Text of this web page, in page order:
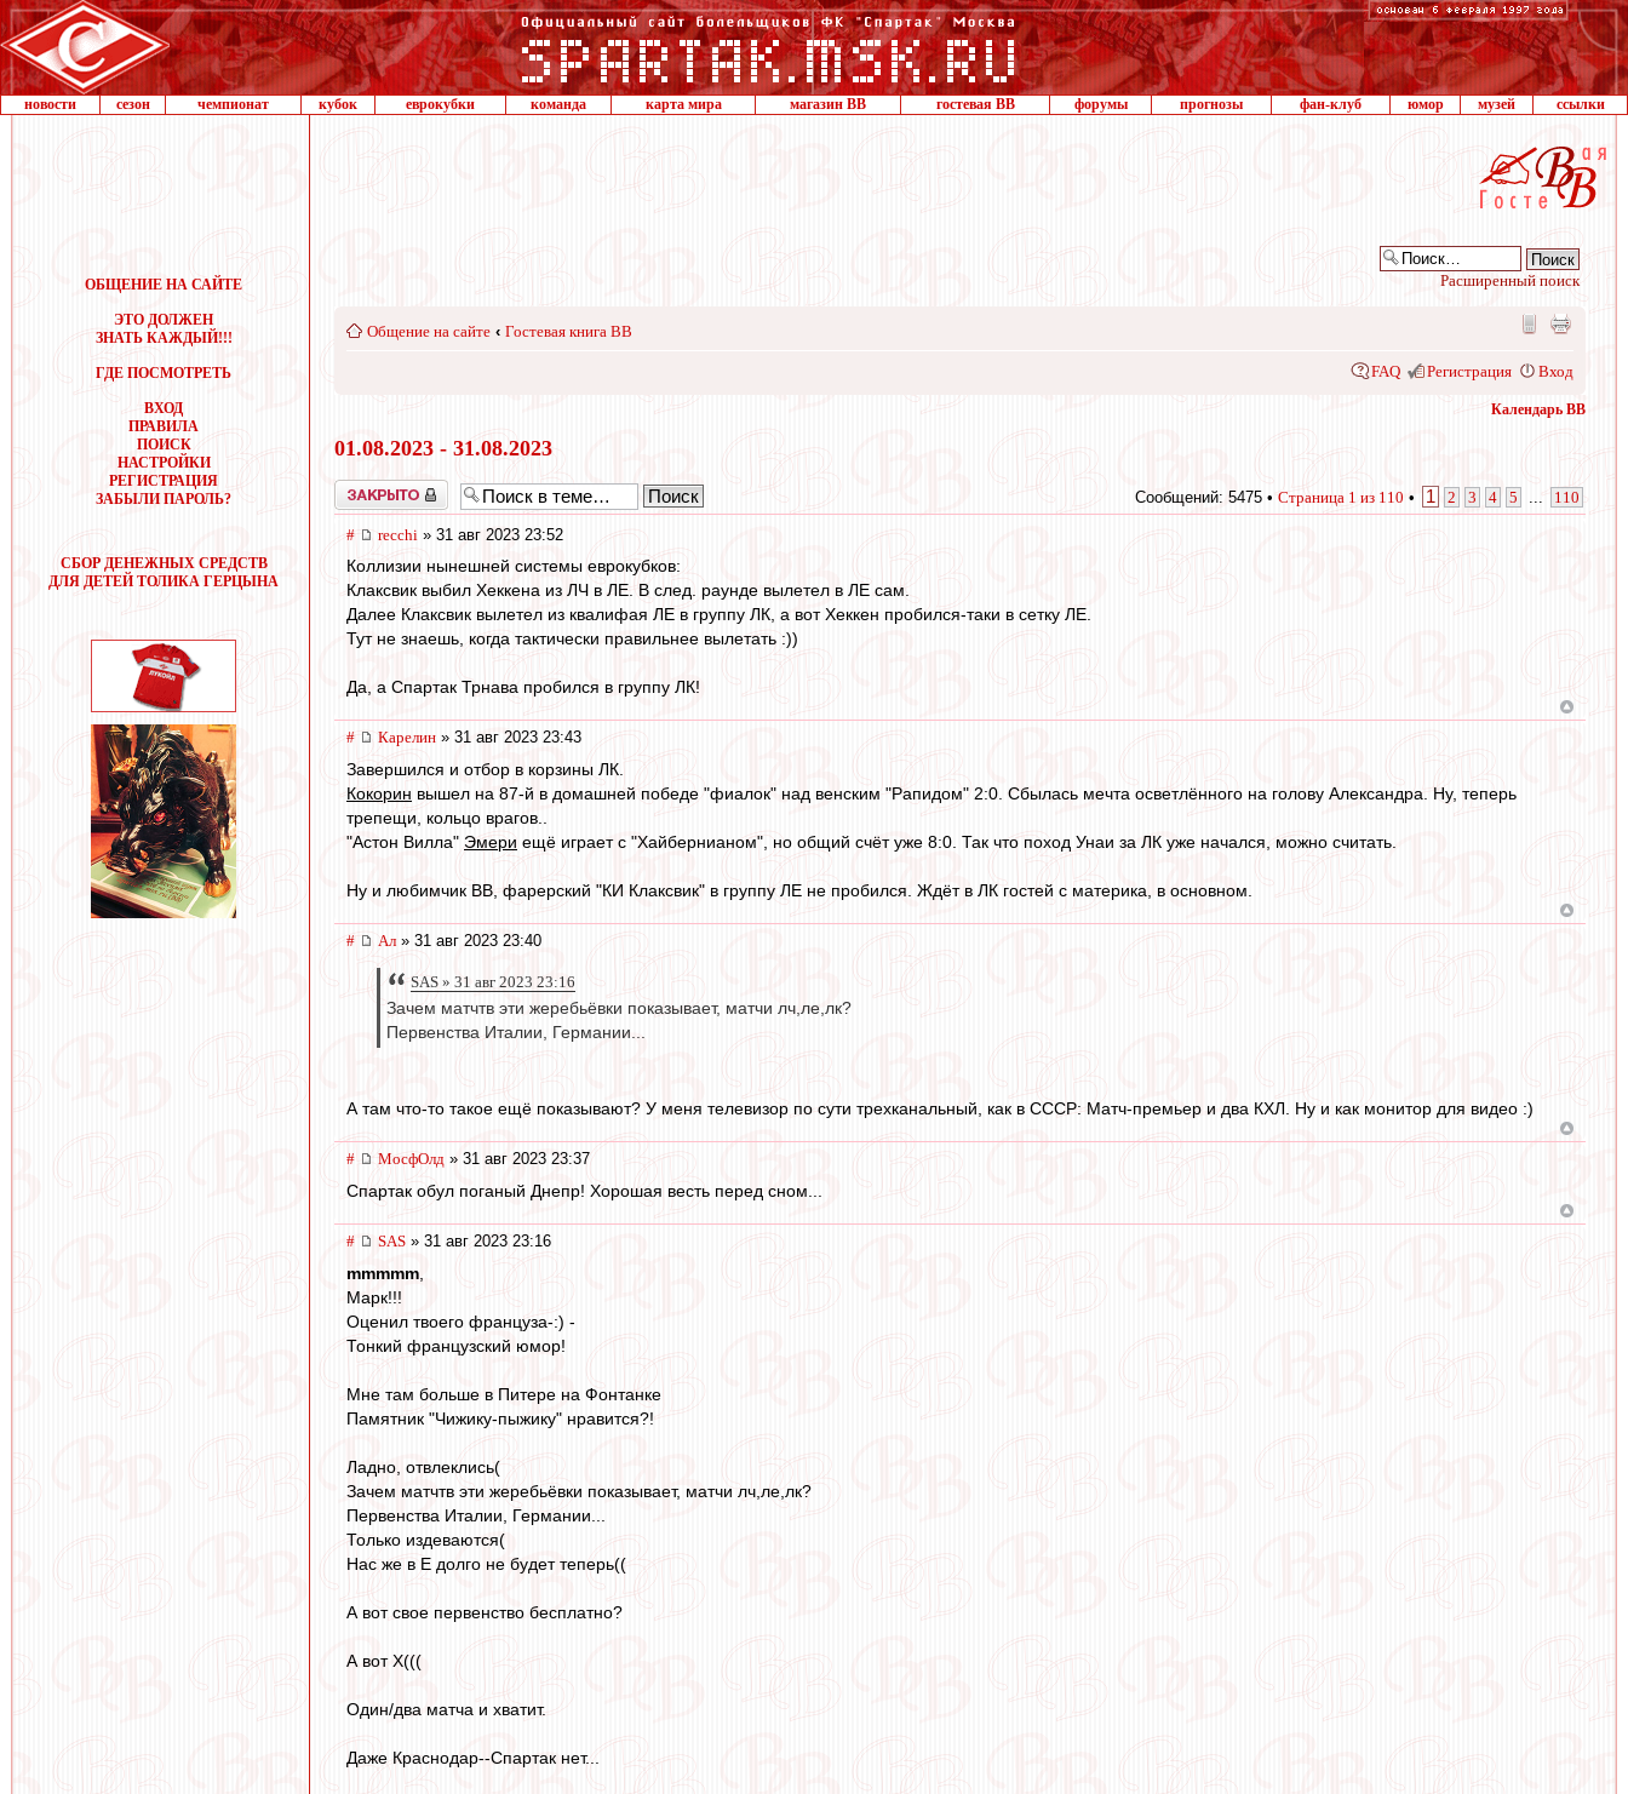
новости сезон чемпионат кубок еврокубки команда карта мира магазин ВВ гостевая ВВ форумы прогнозы фан-клуб юмор музей ссылки
ОБЩЕНИЕ НА САЙТЕ
ЭТО ДОЛЖЕН
ЗНАТЬ КАЖДЫЙ!!!
ГДЕ ПОСМОТРЕТЬ
ВХОД
ПРАВИЛА
ПОИСК
НАСТРОЙКИ
РЕГИСТРАЦИЯ
ЗАБЫЛИ ПАРОЛЬ?
СБОР ДЕНЕЖНЫХ СРЕДСТВ
ДЛЯ ДЕТЕЙ ТОЛИКА ГЕРЦЫНА
Расширенный поиск
Общение на сайте ‹ Гостевая книга ВВ
FAQ Регистрация Вход
Календарь ВВ
01.08.2023 - 31.08.2023
Закрыто Сообщений: 5475 • Страница 1 из 110 • 1 2 3 4 5 110
# recchi » 31 авг 2023 23:52
Коллизии нынешней системы еврокубков:
Клаксвик выбил Хеккена из ЛЧ в ЛЕ. В след. раунде вылетел в ЛЕ сам.
Далее Клаксвик вылетел из квалифая ЛЕ в группу ЛК, а вот Хеккен пробился-таки в сетку ЛЕ.
Тут не знаешь, когда тактически правильнее вылетать :))
Да, а Спартак Трнава пробился в группу ЛК!
# Карелин » 31 авг 2023 23:43
Завершился и отбор в корзины ЛК.
Кокорин вышел на 87-й в домашней победе "фиалок" над венским "Рапидом" 2:0. Сбылась мечта осветлённого на голову Александра. Ну, теперь
трепещи, кольцо врагов..
"Астон Вилла" Эмери ещё играет с "Хайбернианом", но общий счёт уже 8:0. Так что поход Унаи за ЛК уже начался, можно считать.
Ну и любимчик ВВ, фарерский "КИ Клаксвик" в группу ЛЕ не пробился. Ждёт в ЛК гостей с материка, в основном.
# Ал » 31 авг 2023 23:40
SAS » 31 авг 2023 23:16
Зачем матчтв эти жеребьёвки показывает, матчи лч,ле,лк?
Первенства Италии, Германии...
А там что-то такое ещё показывают? У меня телевизор по сути трехканальный, как в СССР: Матч-премьер и два КХЛ. Ну и как монитор для видео :)
# МосфОлд » 31 авг 2023 23:37
Спартак обул поганый Днепр! Хорошая весть перед сном...
# SAS » 31 авг 2023 23:16
mmmmm
Марк!!!
Оценил твоего француза-:) -
Тонкий французский юмор!
Мне там больше в Питере на Фонтанке
Памятник "Чижику-пыжику" нравится?!
Ладно, отвлеклись(
Зачем матчтв эти жеребьёвки показывает, матчи лч,ле,лк?
Первенства Италии, Германии...
Только издеваются(
Нас же в Е долго не будет теперь((
А вот свое первенство бесплатно?
А вот Х(((
Один/два матча и хватит.
Даже Краснодар--Спартак нет...